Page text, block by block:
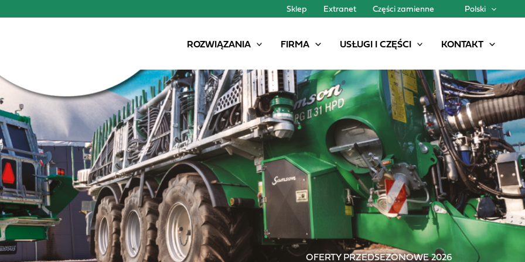
Sklep Extranet Części zamienne Polski
ROZWIĄZANIA FIRMA USŁUGI I CZĘŚCI KONTAKT
OFERTY PRZEDSEZONOWE 2026